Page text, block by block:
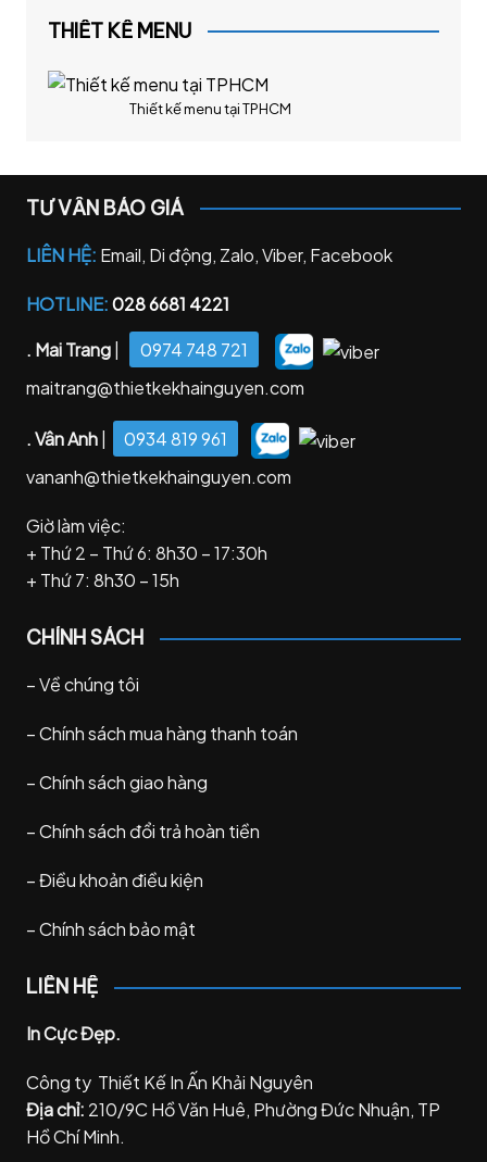
THIẾT KẾ MENU
Thiết kế menu tại TPHCM
TƯ VẤN BÁO GIÁ
LIÊN HỆ: Email, Di động, Zalo, Viber, Facebook
HOTLINE:028 6681 4221
. Mai Trang|
0974 748 721
maitrang@thietkekhainguyen.com
. Vân Anh|
0934 819 961
vananh@thietkekhainguyen.com
Giờ làm việc:
+ Thứ 2 – Thứ 6: 8h30 – 17:30h
+ Thứ 7: 8h30 – 15h
CHÍNH SÁCH
–Về chúng tôi
–Chính sách mua hàng thanh toán
–Chính sách giao hàng
–Chính sách đổi trả hoàn tiền
–Điều khoản điều kiện
–Chính sách bảo mật
LIÊN HỆ
In Cực Đẹp.
Công ty Thiết Kế In Ấn Khải Nguyên
Địa chỉ: 210/9C Hồ Văn Huê, Phường Đức Nhuận, TP
Hồ Chí Minh.